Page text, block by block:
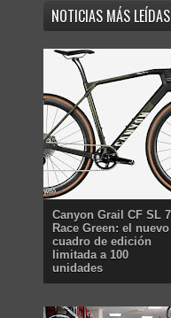
NOTICIAS MÁS LEÍDAS
Canyon Grail CF SL 7
Race Green: el nuevo
cuadro de edición
limitada a 100
unidades